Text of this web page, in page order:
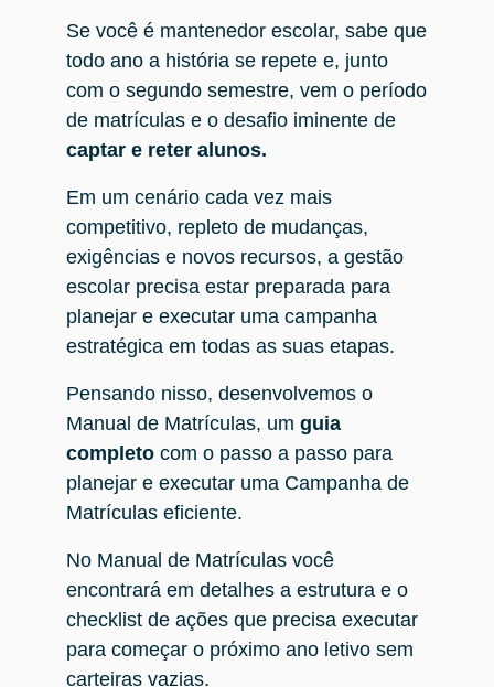
Se você é mantenedor escolar, sabe que
todo ano a história se repete e, junto
com o segundo semestre, vem o período
de matrículas e o desafio iminente de
captar e reter alunos.
Em um cenário cada vez mais
competitivo, repleto de mudanças,
exigências e novos recursos, a gestão
escolar precisa estar preparada para
planejar e executar uma campanha
estratégica em todas as suas etapas.
Pensando nisso, desenvolvemos o
Manual de Matrículas, um guia
completo com o passo a passo para
planejar e executar uma Campanha de
Matrículas eficiente.
No Manual de Matrículas você
encontrará em detalhes a estrutura e o
checklist de ações que precisa executar
para começar o próximo ano letivo sem
carteiras vazias.